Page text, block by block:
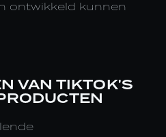
ontwikkeld kunnen
VAN TIKTOK'S